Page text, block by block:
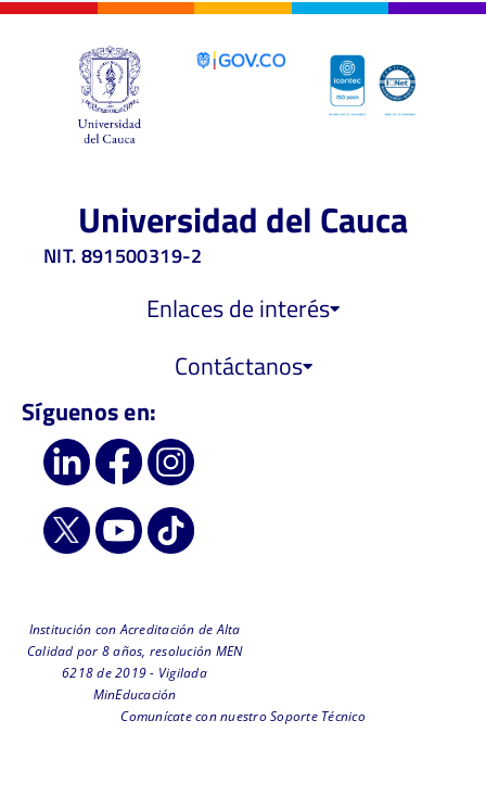
Universidad del Cauca
NIT. 891500319-2
Enlaces de interés
Contáctanos
Síguenos en:
Institución con Acreditación de Alta
Calidad por 8 años, resolución MEN
6218 de 2019 - Vigilada
MinEducación
Comunícate con nuestro Soporte Técnico